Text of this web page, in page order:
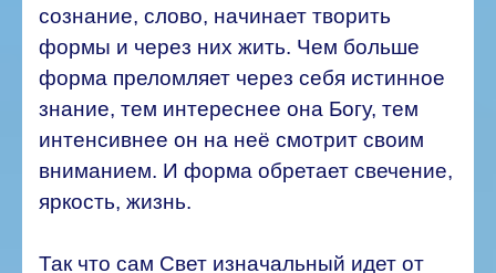
сознание, слово, начинает творить
формы и через них жить. Чем больше
форма преломляет через себя истинное
знание, тем интереснее она Богу, тем
интенсивнее он на неё смотрит своим
вниманием. И форма обретает свечение,
яркость, жизнь.
Так что сам Свет изначальный идет от